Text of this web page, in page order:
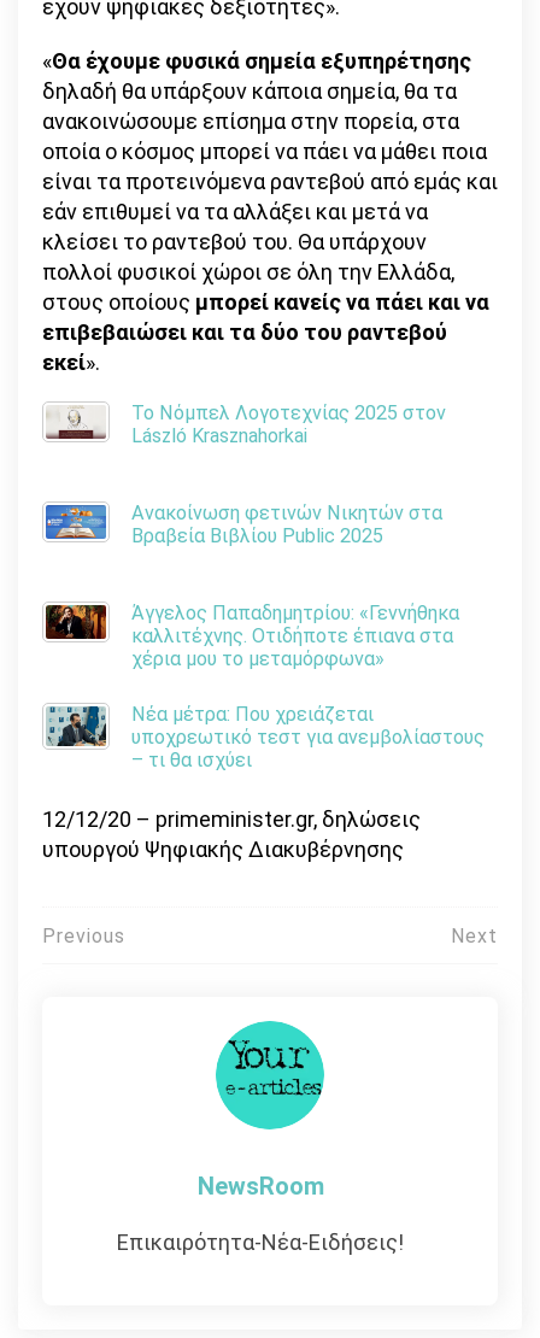
έχουν ψηφιακές δεξιότητες».
«Θα έχουμε φυσικά σημεία εξυπηρέτησης
δηλαδή θα υπάρξουν κάποια σημεία, θα τα
ανακοινώσουμε επίσημα στην πορεία, στα
οποία ο κόσμος μπορεί να πάει να μάθει ποια
είναι τα προτεινόμενα ραντεβού από εμάς και
εάν επιθυμεί να τα αλλάξει και μετά να
κλείσει το ραντεβού του. Θα υπάρχουν
πολλοί φυσικοί χώροι σε όλη την Ελλάδα,
στους οποίους μπορεί κανείς να πάει και να
επιβεβαιώσει και τα δύο του ραντεβού
εκεί».
Το Νόμπελ Λογοτεχνίας 2025 στον
László Krasznahorkai
Ανακοίνωση φετινών Νικητών στα
Βραβεία Βιβλίου Public 2025
Άγγελος Παπαδημητρίου: «Γεννήθηκα
καλλιτέχνης. Οτιδήποτε έπιανα στα
χέρια μου το μεταμόρφωνα»
Νέα μέτρα: Που χρειάζεται
υποχρεωτικό τεστ για ανεμβολίαστους
– τι θα ισχύει
12/12/20 – primeminister.gr, δηλώσεις
υπουργού Ψηφιακής Διακυβέρνησης
Πλοήγηση
Previous Next
NewsRoom
Επικαιρότητα-Νέα-Ειδήσεις!